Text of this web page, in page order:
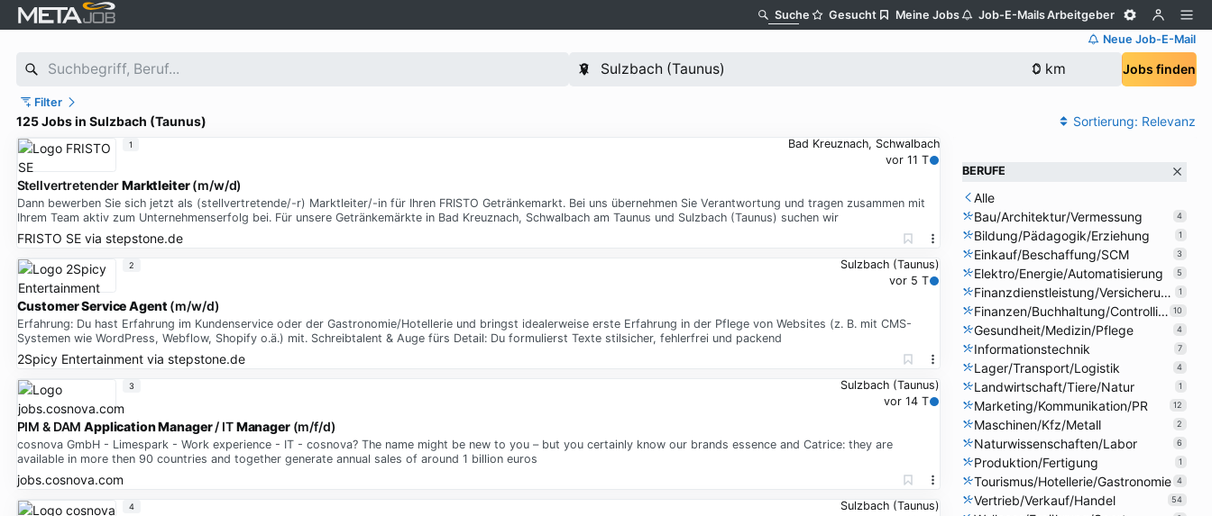
Suche Gesucht Meine Jobs Job-E-MailsArbeitgeber
Neue Job-E-Mail
Jobs finden
Filter
125 Jobs in Sulzbach (Taunus) Sortierung: Relevanz
Bad Kreuznach, Schwalbach
vor 11 T
StellvertretenderMarktleiter(m/w/d)
Dann bewerben Sie sich jetzt als (stellvertretende/-r) Marktleiter/-in für Ihren FRISTO Getränkemarkt. Bei uns übernehmen Sie Verantwortung und tragen zusammen mit
Ihrem Team aktiv zum Unternehmenserfolg bei. Für unsere Getränkemärkte in Bad Kreuznach, Schwalbach am Taunus und Sulzbach (Taunus) suchen wir
FRISTO SEvia stepstone.de
1
Sulzbach (Taunus)
vor 5 T
CustomerServiceAgent (m/w/d)
Erfahrung: Du hast Erfahrung im Kundenservice oder der Gastronomie/Hotellerie und bringst idealerweise erste Erfahrung in der Pflege von Websites (z. B. mit CMS-
Systemen wie WordPress, Webflow, Shopify o.ä.) mit. Schreibtalent & Auge fürs Detail: Du formulierst Texte stilsicher, fehlerfrei und packend
2Spicy Entertainmentvia stepstone.de
2
Sulzbach (Taunus)
vor 14 T
PIM & DAMApplicationManager/ ITManager(m/f/d)
cosnova GmbH - Limespark - Work experience - IT - cosnova? The name might be new to you – but you certainly know our brands essence and Catrice: they are
available in more then 90 countries and together generate annual sales of around 1 billion euros
jobs.cosnova.com
3
Sulzbach (Taunus)
4
BERUFE
Alle
Bau/Architektur/Vermessung
4
Bildung/Pädagogik/Erziehung 1
Einkauf/Beschaffung/SCM 3
Elektro/Energie/Automatisierung 5
Finanzdienstleistung/Versicherung 1
Finanzen/Buchhaltung/Controlling 10
Gesundheit/Medizin/Pflege 4
Informationstechnik 7
Lager/Transport/Logistik 4
Landwirtschaft/Tiere/Natur 1
Marketing/Kommunikation/PR 12
Maschinen/Kfz/Metall 2
Naturwissenschaften/Labor 6
Produktion/Fertigung 1
Tourismus/Hotellerie/Gastronomie 4
Vertrieb/Verkauf/Handel 54